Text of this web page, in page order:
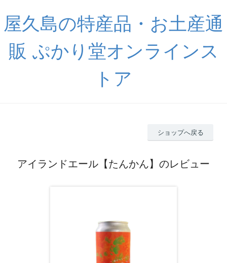
屋久島の特産品・お土産通
販 ぷかり堂オンラインス
トア
ショップへ戻る
アイランドエール【たんかん】のレビュー